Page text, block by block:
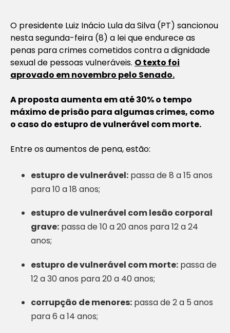
O presidente Luiz Inácio Lula da Silva (PT) sancionou
nesta segunda-feira (8) a lei que endurece as
penas para crimes cometidos contra a dignidade
sexual de pessoas vulneráveis. O texto foi
aprovado em novembro pelo Senado.
A proposta aumenta em até 30% o tempo
máximo de prisão para algumas crimes, como
o caso do estupro de vulnerável com morte.
Entre os aumentos de pena, estão:
estupro de vulnerável: passa de 8 a 15 anos
para 10 a 18 anos;
estupro de vulnerável com lesão corporal
grave: passa de 10 a 20 anos para 12 a 24
anos;
estupro de vulnerável com morte: passa de
12 a 30 anos para 20 a 40 anos;
corrupção de menores: passa de 2 a 5 anos
para 6 a 14 anos;